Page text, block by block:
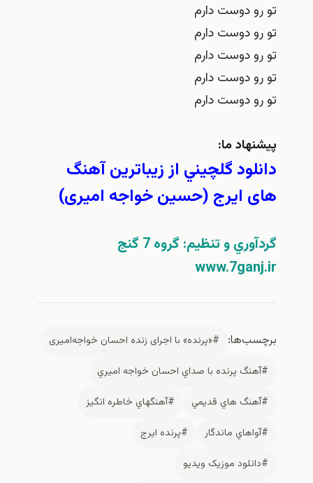
تو رو دوست دارم
تو رو دوست دارم
تو رو دوست دارم
تو رو دوست دارم
تو رو دوست دارم
پيشنهاد ما:
دانلود گلچيني از زیباترین آهنگ
های ایرج (حسین خواجه امیری)
گردآوري و تنظيم: گروه 7 گنج
www.7ganj.ir
برچسب‌ها:
#«پرنده» با اجرای زنده احسان خواجه‌امیری
#آهنگ پرنده با صداي احسان خواجه اميري
#آهنگ هاي قديمي
#آهنگهاي خاطره انگيز
#آواهاي ماندگار
#پرنده ايرج
#دانلود موزیک ویدیو